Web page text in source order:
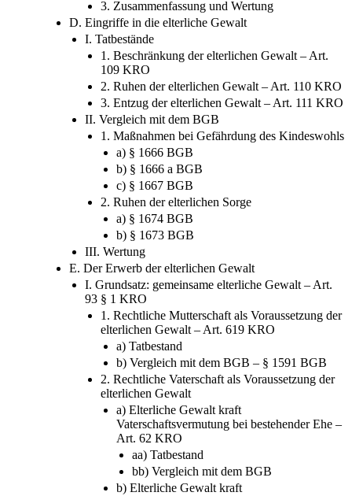
b) § 1632 Abs. 1, 3–4 BGB
3. Zusammenfassung und Wertung
D. Eingriffe in die elterliche Gewalt
I. Tatbestände
1. Beschränkung der elterlichen Gewalt – Art.
109 KRO
2. Ruhen der elterlichen Gewalt – Art. 110 KRO
3. Entzug der elterlichen Gewalt – Art. 111 KRO
II. Vergleich mit dem BGB
1. Maßnahmen bei Gefährdung des Kindeswohls
a) § 1666 BGB
b) § 1666 a BGB
c) § 1667 BGB
2. Ruhen der elterlichen Sorge
a) § 1674 BGB
b) § 1673 BGB
III. Wertung
E. Der Erwerb der elterlichen Gewalt
I. Grundsatz: gemeinsame elterliche Gewalt – Art.
93 § 1 KRO
1. Rechtliche Mutterschaft als Voraussetzung der
elterlichen Gewalt – Art. 619 KRO
a) Tatbestand
b) Vergleich mit dem BGB – § 1591 BGB
2. Rechtliche Vaterschaft als Voraussetzung der
elterlichen Gewalt
a) Elterliche Gewalt kraft
Vaterschaftsvermutung bei bestehender Ehe –
Art. 62 KRO
aa) Tatbestand